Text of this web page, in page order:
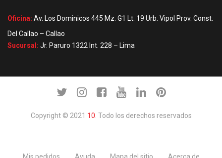
Oficina: Av. Los Dominicos 445 Mz. G1 Lt. 19 Urb. Vipol Prov. Const.
Del Callao – Callao
Sucursal: Jr. Paruro 1322 Int. 228 – Lima
Copyright © 2021 10 . Todo los derechos reservados